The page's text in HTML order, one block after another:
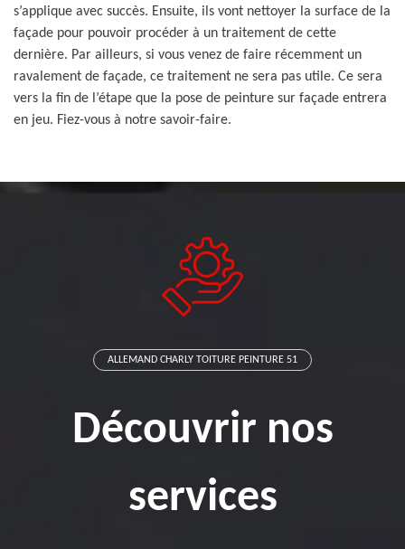
s’applique avec succès. Ensuite, ils vont nettoyer la surface de la
façade pour pouvoir procéder à un traitement de cette
dernière. Par ailleurs, si vous venez de faire récemment un
ravalement de façade, ce traitement ne sera pas utile. Ce sera
vers la fin de l’étape que la pose de peinture sur façade entrera
en jeu. Fiez-vous à notre savoir-faire.
ALLEMAND CHARLY TOITURE PEINTURE 51
Découvrir nos
services